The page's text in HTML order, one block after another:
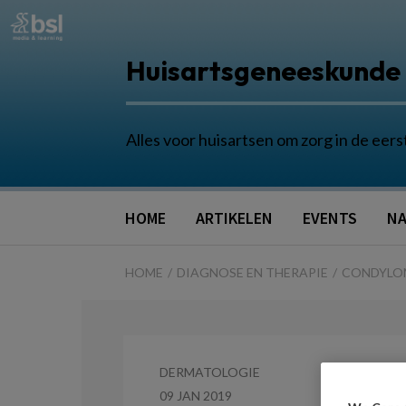
Huisartsgeneeskunde
Alles voor huisartsen om zorg in de
HOME ARTIKELEN EVENTS
HOME DIAGNOSE EN THERAPIE
DERMATOLOGIE
09 JAN 2019